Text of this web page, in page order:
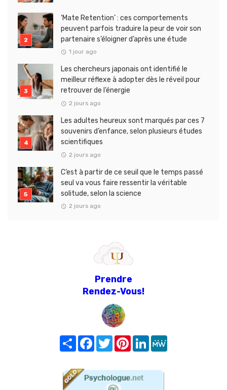
‘Mate Retention’ : ces comportements
peuvent parfois traduire la peur de voir son
partenaire s’éloigner d’après une étude
1 jour ago
Les chercheurs japonais ont identifié le
meilleur réflexe à adopter dès le réveil pour
retrouver de l’énergie
2 jours ago
Les adultes heureux sont marqués par ces 7
souvenirs d’enfance, selon plusieurs études
scientifiques
2 jours ago
C’est à partir de ce seuil que le temps passé
seul va vous faire ressentir la véritable
solitude, selon la science
2 jours ago
Prendre
Rendez-Vous!
Share FacebookTwitterPinterest
LinkedIn